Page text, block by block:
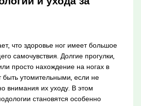
что здоровье ног имеет большое
самочувствия. Долгие прогулки,
просто нахождение на ногах в
быть утомительными, если не
внимания их уходу. В этом
становятся особенно